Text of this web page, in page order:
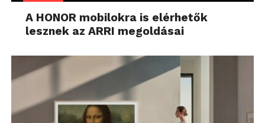
A HONOR mobilokra is elérhetők
lesznek az ARRI megoldásai